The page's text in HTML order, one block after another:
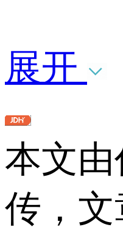
展开
本文
传，文